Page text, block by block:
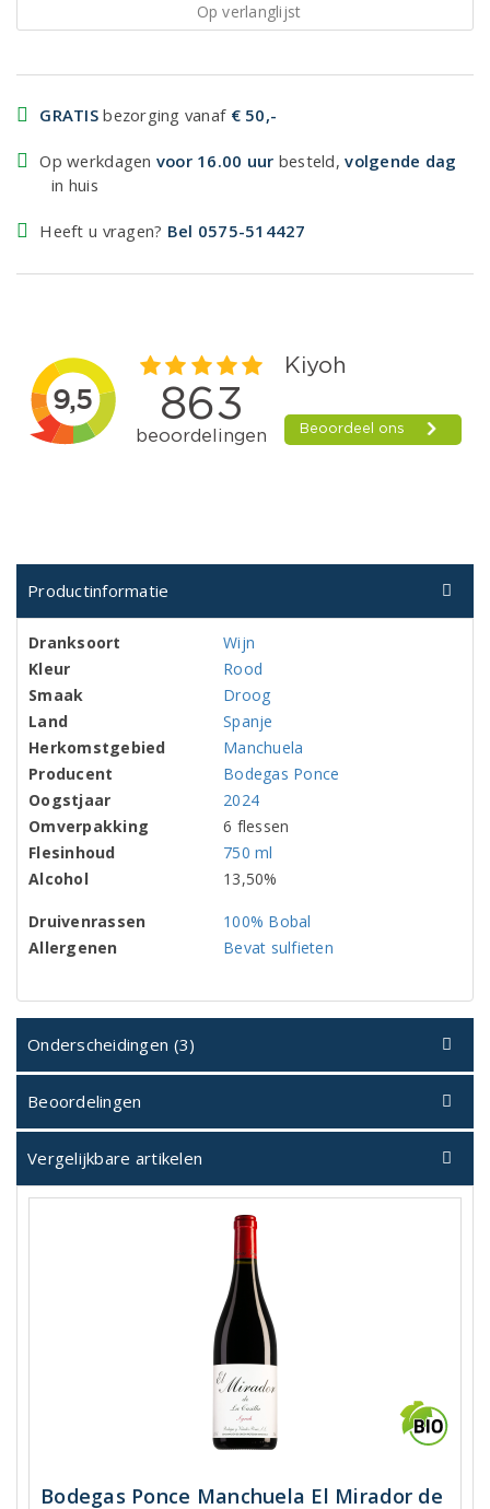
Op verlanglijst
GRATIS bezorging vanaf € 50,-
Op werkdagen voor 16.00 uur besteld,volgende dag
in huis
Heeft u vragen? Bel 0575-514427
Productinformatie
Dranksoort
Wijn
Kleur
Rood
Smaak
Droog
Land
Spanje
Herkomstgebied
Manchuela
Producent
Bodegas Ponce
Oogstjaar
2024
Omverpakking
6 flessen
Flesinhoud
750 ml
Alcohol
13,50%
Druivenrassen
100% Bobal
Allergenen
Bevat sulfieten
Onderscheidingen (3)
Beoordelingen
Vergelijkbare artikelen
Bodegas Ponce Manchuela El Mirador de